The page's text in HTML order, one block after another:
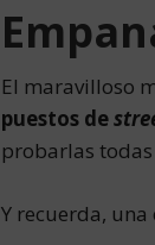
El maravilloso
puestos de
probarlas
Y recuerda,